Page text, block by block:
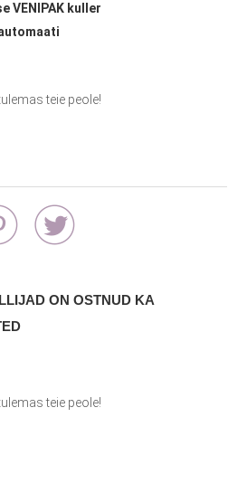
VENIPAK kuller
teie peole!
ON OSTNUD KA
teie peole!